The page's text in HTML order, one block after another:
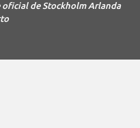
oficial de Stockholm Arlanda